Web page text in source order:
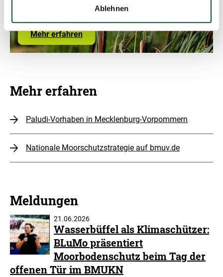
Ablehnen
Mehr erfahren
Mehr erfahren
Paludi-Vorhaben in Mecklenburg-Vorpommern
Nationale Moorschutzstrategie auf bmuv.de
Meldungen
21.06.2026
Wasserbüffel als Klimaschützer:
BLuMo präsentiert
Moorbodenschutz beim Tag der
offenen Tür im BMUKN